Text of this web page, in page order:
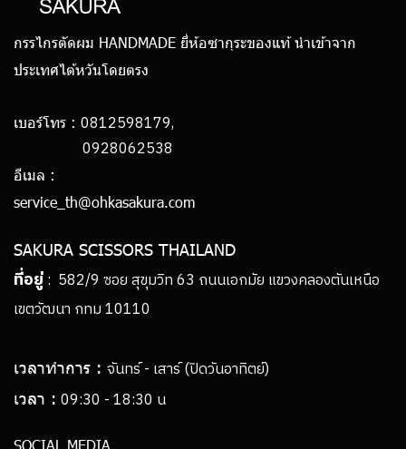
กรรไกรตัดผม HANDMADE ยี่ห้อซากุระของแท้ นำเข้าจาก
ประเทศไต้หวันโดยตรง
เบอร์โทร : 0812598179,
0928062538
อีเมล :
service_th@ohkasakura.com
SAKURA SCISSORS THAILAND
ที่อยู่: 582/9 ซอย สุขุมวิท 63 ถนนเอกมัย แขวงคลองตันเหนือ
เขตวัฒนา กทม 10110
เวลาทำการ : จันทร์ - เสาร์ (ปิดวันอาทิตย์)
เวลา : 09:30 - 18:30 น
SOCIAL MEDIA